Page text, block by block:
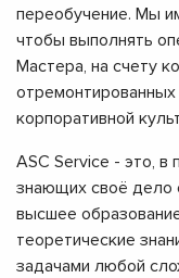
переобучение. Мы
чтобы выполнять
Мастера, на счету
корпоративной
ASC Service - это, в
знающих своё дело
высшее
теоретические
задачами любой